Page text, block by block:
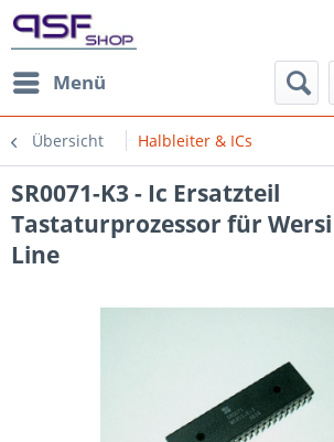
Menü
Übersicht Halbleiter & ICs
SR0071-K3 - Ic Ersatzteil
Tastaturprozessor für Wersi
Line